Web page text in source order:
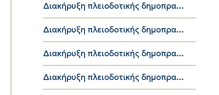
Διακήρυξη πλειοδοτικής δημοπρα...
Διακήρυξη πλειοδοτικής δημοπρα...
Διακήρυξη πλειοδοτικής δημοπρα...
Διακήρυξη πλειοδοτικής δημοπρα...